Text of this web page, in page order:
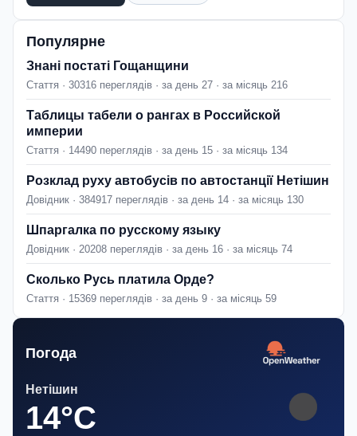
Популярне
Знані постаті Гощанщини
Стаття · 30316 переглядів · за день 27 · за місяць 216
Таблицы табели о рангах в Российской
империи
Стаття · 14490 переглядів · за день 15 · за місяць 134
Розклад руху автобусів по автостанції Нетішин
Довідник · 384917 переглядів · за день 14 · за місяць 130
Шпаргалка по русскому языку
Довідник · 20208 переглядів · за день 16 · за місяць 74
Сколько Русь платила Орде?
Стаття · 15369 переглядів · за день 9 · за місяць 59
Погода
Нетішин
14°C